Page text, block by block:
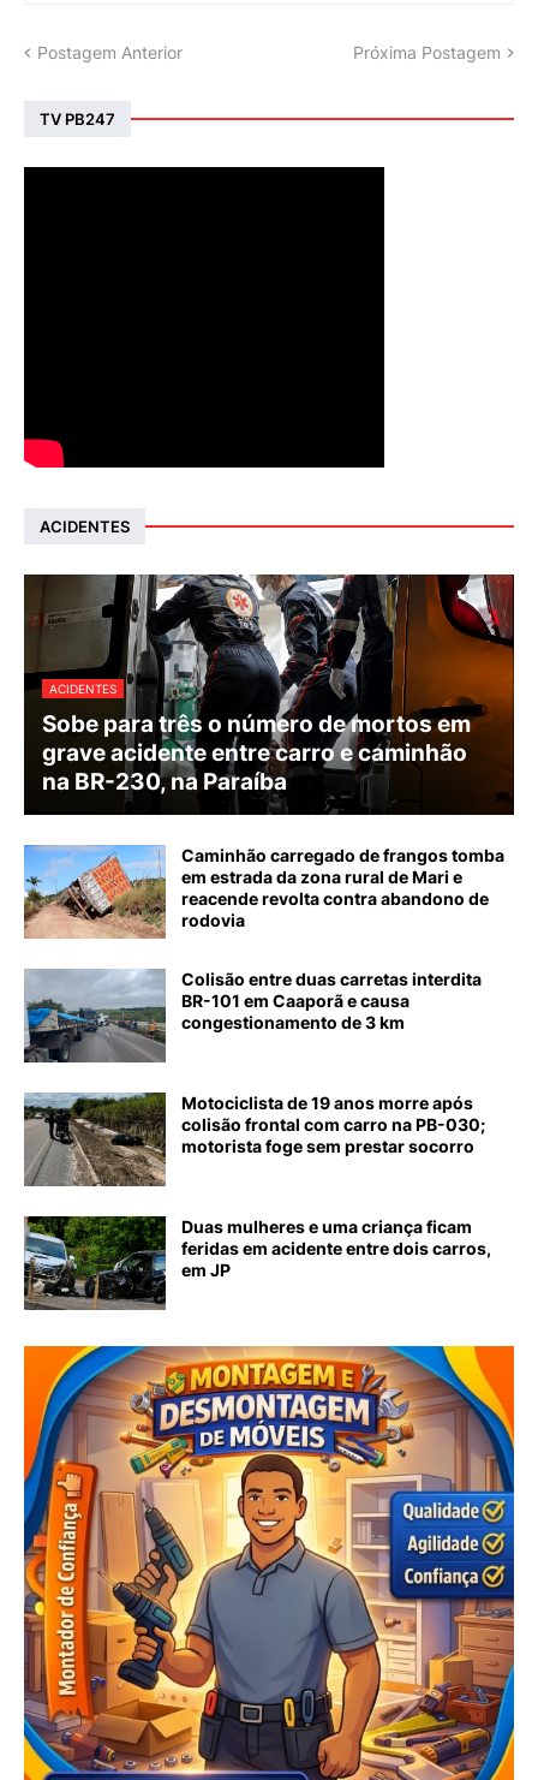
Postagem Anterior Próxima Postagem
TV PB247
ACIDENTES
ACIDENTES
Sobe para três o número de mortos em
grave acidente entre carro e caminhão
na BR-230, na Paraíba
Caminhão carregado de frangos tomba
em estrada da zona rural de Mari e
reacende revolta contra abandono de
rodovia
Colisão entre duas carretas interdita
BR-101 em Caaporã e causa
congestionamento de 3 km
Motociclista de 19 anos morre após
colisão frontal com carro na PB-030;
motorista foge sem prestar socorro
Duas mulheres e uma criança ficam
feridas em acidente entre dois carros,
em JP